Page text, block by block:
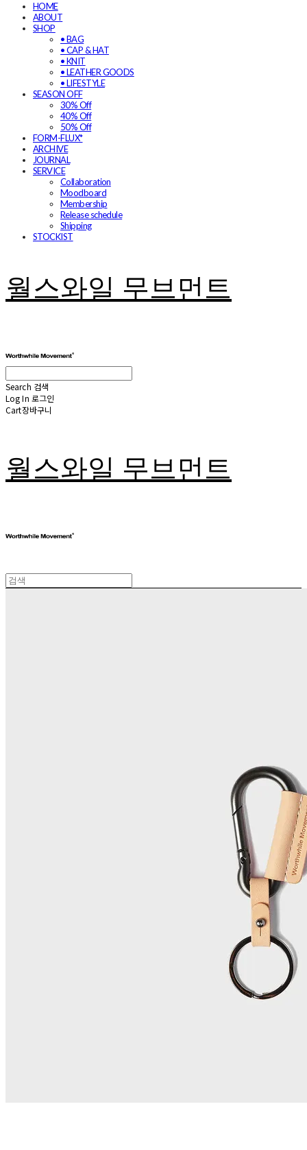
HOME
ABOUT
SHOP
• BAG
• CAP & HAT
• KNIT
• LEATHER GOODS
• LIFESTYLE
SEASON OFF
30% Off
40% Off
50% Off
FORM-FLUX*
ARCHIVE
JOURNAL
SERVICE
Collaboration
Moodboard
Membership
Release schedule
Shipping
STOCKIST
월스와일 무브먼트
Search 검색
Log In 로그인
Cart장바구니
월스와일 무브먼트